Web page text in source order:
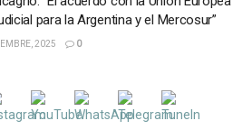
para la Argentina y el Mercosur”
2025 0